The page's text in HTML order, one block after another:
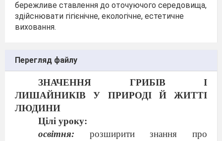
бережливе ставлення до оточуючого середовища,
здійснювати гігієнічне, екологічне, естетичне
виховання.
Перегляд файлу
ЗНАЧЕННЯ ГРИБІВ І
ЛИШАЙНИКІВ У ПРИРОДІ Й ЖИТТІ
ЛЮДИНИ
Цілі уроку:
освітня: розширити знання про